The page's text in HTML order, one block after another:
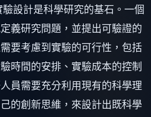
設計是科學研究的基石。一個
義研究問題，並提出可驗證的
要考慮到實驗的可行性，包括
時間的安排、實驗成本的控制
員需要充分利用現有的科學理
的創新思維，來設計出既科學